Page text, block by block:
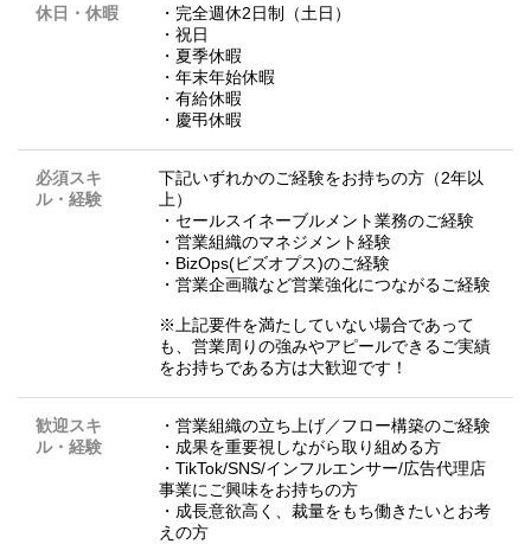
休日・休暇
・完全週休2日制（土日）
・祝日
・夏季休暇
・年末年始休暇
・有給休暇
・慶弔休暇
必須スキ
ル・経験
下記いずれかのご経験をお持ちの方（2年以
上）
・セールスイネーブルメント業務のご経験
・営業組織のマネジメント経験
・BizOps(ビズオプス)のご経験
・営業企画職など営業強化につながるご経験
※上記要件を満たしていない場合であって
も、営業周りの強みやアピールできるご実績
をお持ちである方は大歓迎です！
歓迎スキ
ル・経験
・営業組織の立ち上げ／フロー構築のご経験
・成果を重要視しながら取り組める方
・TikTok/SNS/インフルエンサー/広告代理店
事業にご興味をお持ちの方
・成長意欲高く、裁量をもち働きたいとお考
えの方